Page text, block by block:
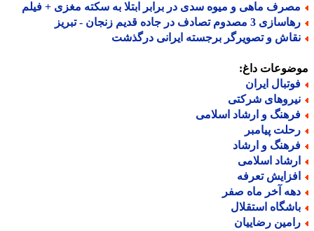
ماهی و میوه سدی در برابر ابتلا به سکته مغزی + فیلم
3 مصدوم تصادف در جاده قدیم زنجان - تبریز
و تصویرگر برجسته ایرانی درگذشت
داغ:
ایران
شرکتی
و ارشاد اسلامی
پیامبر
و ارشاد
اسلامی
تعرفه
آخر ماه صفر
استقلال
رضاییان